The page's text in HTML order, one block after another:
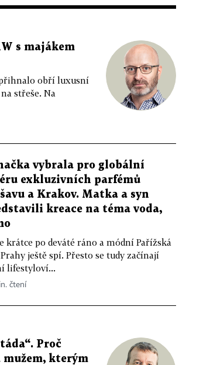
s majákem
obří luxusní
střeše. Na
vybrala pro globální
exkluzivních parfémů
a Krakov. Matka a syn
kreace na téma voda,
krátce po deváté ráno a módní Pařížská
ještě spí. Přesto se tudy začínají
lifestyloví...
čtení
Proč
mužem, kterým